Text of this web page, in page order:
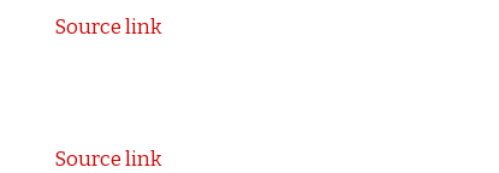
Source link
Source link